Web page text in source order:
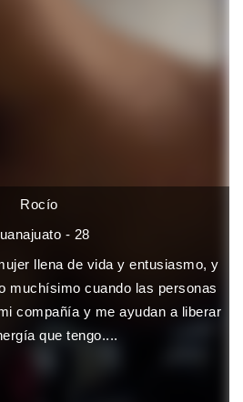
Rocío
- 28
llena de vida y entusiasmo, y
muchísimo cuando las personas
compañía y me ayudan a liberar
que tengo....